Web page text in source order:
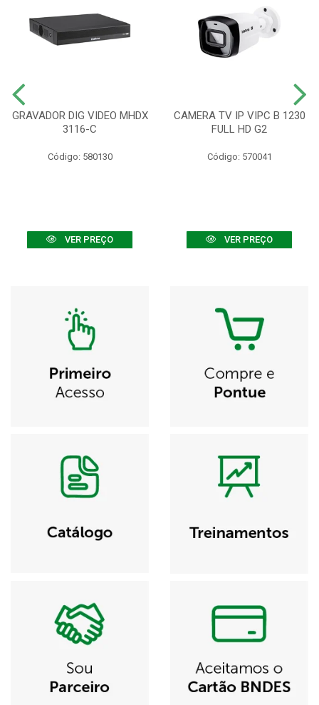
GRAVADOR DIG VIDEO MHDX
3116-C
Código: 580130
VER PREÇO
CAMERA TV IP VIPC B 1230
FULL HD G2
Código: 570041
VER PREÇO